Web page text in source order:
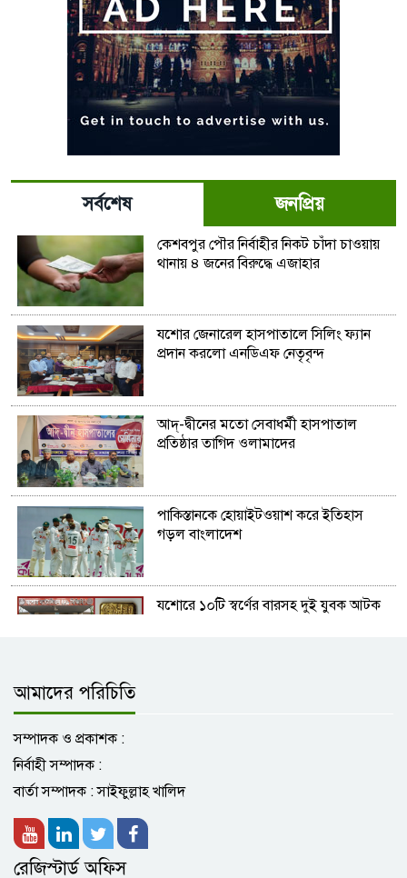
সর্বশেষ জনপ্রিয়
কেশবপুর পৌর নির্বাহীর নিকট চাঁদা চাওয়ায়
থানায় ৪ জনের বিরুদ্ধে এজাহার
যশোর জেনারেল হাসপাতালে সিলিং ফ্যান
প্রদান করলো এনডিএফ নেতৃবৃন্দ
আদ্-দ্বীনের মতো সেবাধর্মী হাসপাতাল
প্রতিষ্ঠার তাগিদ ওলামাদের
পাকিস্তানকে হোয়াইটওয়াশ করে ইতিহাস
গড়ল বাংলাদেশ
যশোরে ১০টি স্বর্ণের বারসহ দুই যুবক আটক
দলীয় সিদ্ধান্ত অমান্য করায় রুমিন ফারহানা ও
আমাদের পরিচিতি
সম্পাদক ও প্রকাশক :
নির্বাহী সম্পাদক :
বার্তা সম্পাদক : সাইফুল্লাহ খালিদ
রেজিস্টার্ড অফিস